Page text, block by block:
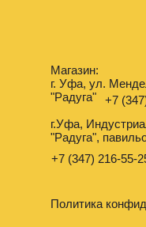
Политика
Магазин:
г. Уфа, ул.
"Радуга"
г.Уфа,
"Радуга",
+7 (347) 216-55-
+7